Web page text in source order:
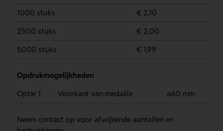
1000 stuks
€ 2,10
2500 stuks
€ 2,00
5000 stuks
€ 1,99
Opdrukmogelijkheden
Optie 1
Voorkant van medaille ⌀60 mm
Neem contact op voor afwijkende aantallen en